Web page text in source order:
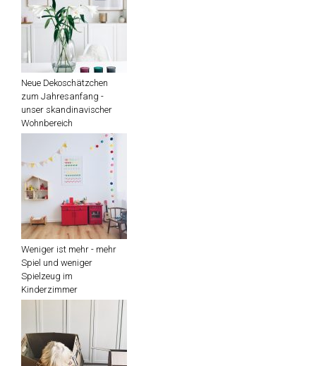
Neue Dekoschätzchen
zum Jahresanfang -
unser skandinavischer
Wohnbereich
Weniger ist mehr - mehr
Spiel und weniger
Spielzeug im
Kinderzimmer